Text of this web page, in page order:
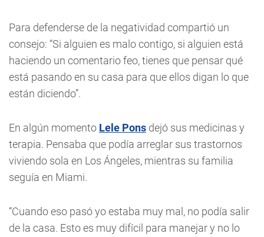
Para defenderse de la negatividad compartió un
consejo: “Si alguien es malo contigo, si alguien está
haciendo un comentario feo, tienes que pensar qué
está pasando en su casa para que ellos digan lo que
están diciendo”.
En algún momento Lele Pons dejó sus medicinas y
terapia. Pensaba que podía arreglar sus trastornos
viviendo sola en Los Ángeles, mientras su familia
seguía en Miami.
“Cuando eso pasó yo estaba muy mal, no podía salir
de la casa. Esto es muy difícil para manejar y no lo